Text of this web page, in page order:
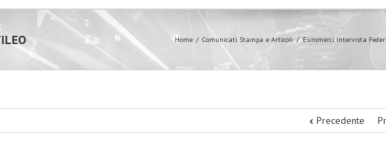
Home Comunicati Stampa e Articoli Euromerci intervista
Precedente